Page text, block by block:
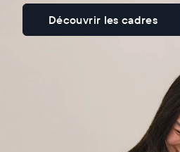
Découvrir les cadres